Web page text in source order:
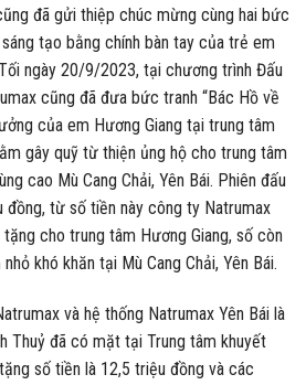
đã gửi thiệp chúc mừng cùng hai bức
tạo bằng chính bàn tay của trẻ em
ngày 20/9/2023, tại chương trình Đấu
cũng đã đưa bức tranh “Bác Hồ về
của em Hương Giang tại trung tâm
gây quỹ từ thiện ủng hộ cho trung tâm
cao Mù Cang Chải, Yên Bái. Phiên đấu
từ số tiền này công ty Natrumax
cho trung tâm Hương Giang, số còn
khó khăn tại Mù Cang Chải, Yên Bái.
và hệ thống Natrumax Yên Bái là
Thuỷ đã có mặt tại Trung tâm khuyết
số tiền là 12,5 triệu đồng và các